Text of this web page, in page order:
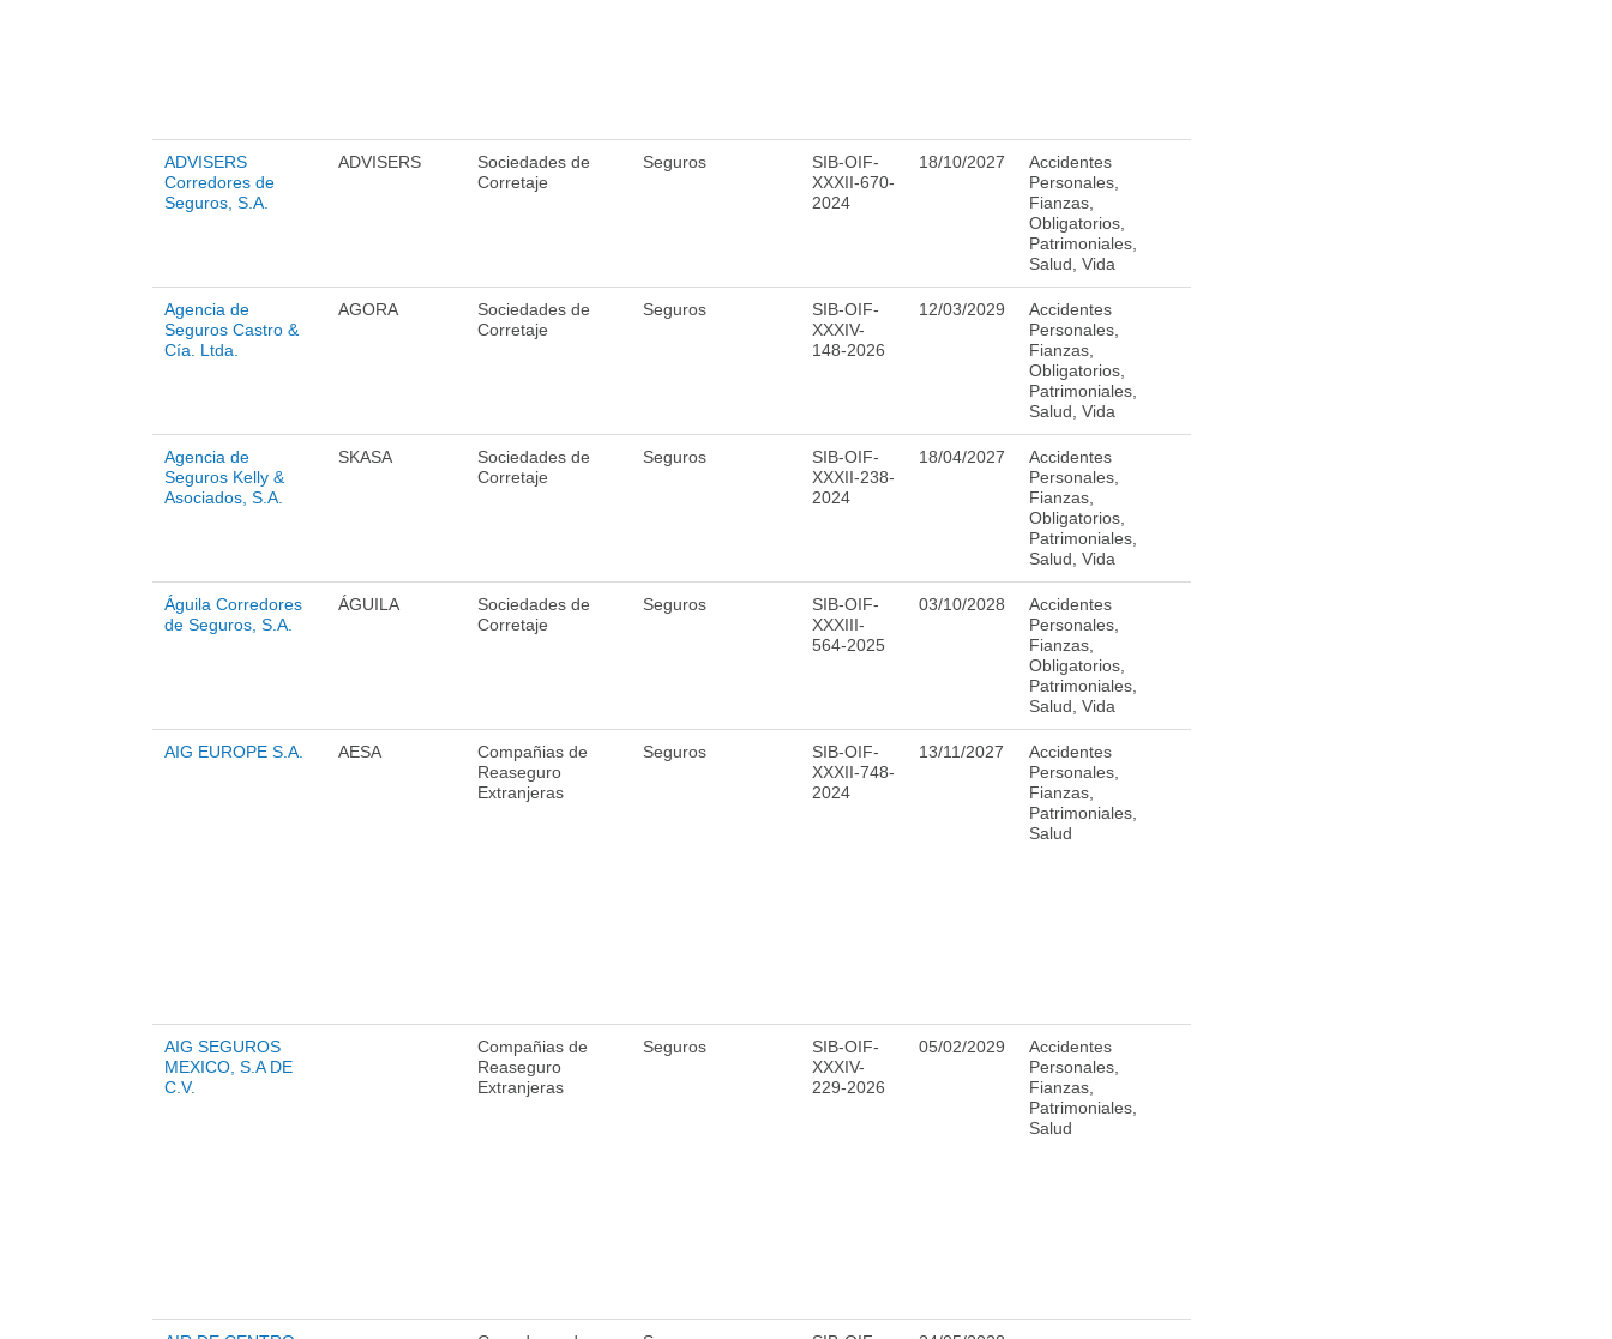
ADVISERS
Corredores de
Seguros, S.A.
ADVISERS
Sociedades de
Corretaje
Seguros
SIB-OIF-
XXXII-670-
2024
18/10/2027
Accidentes
Personales,
Fianzas,
Obligatorios,
Patrimoniales,
Salud, Vida
Agencia de
Seguros Castro &
Cía. Ltda.
AGORA
Sociedades de
Corretaje
Seguros
SIB-OIF-
XXXIV-
148-2026
12/03/2029
Accidentes
Personales,
Fianzas,
Obligatorios,
Patrimoniales,
Salud, Vida
Agencia de
Seguros Kelly &
Asociados, S.A.
SKASA
Sociedades de
Corretaje
Seguros
SIB-OIF-
XXXII-238-
2024
18/04/2027
Accidentes
Personales,
Fianzas,
Obligatorios,
Patrimoniales,
Salud, Vida
Águila Corredores
de Seguros, S.A.
ÁGUILA
Sociedades de
Corretaje
Seguros
SIB-OIF-
XXXIII-
564-2025
03/10/2028
Accidentes
Personales,
Fianzas,
Obligatorios,
Patrimoniales,
Salud, Vida
AIG EUROPE S.A. AESA
Compañias de
Reaseguro
Extranjeras
Seguros
SIB-OIF-
XXXII-748-
2024
13/11/2027
Accidentes
Personales,
Fianzas,
Patrimoniales,
Salud
AIG SEGUROS
MEXICO, S.A DE
C.V.
Compañias de
Reaseguro
Extranjeras
Seguros
SIB-OIF-
XXXIV-
229-2026
05/02/2029
Accidentes
Personales,
Fianzas,
Patrimoniales,
Salud